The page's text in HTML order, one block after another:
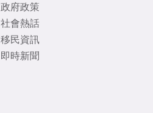
政府政策
社會熱話
移民資訊
即時新聞